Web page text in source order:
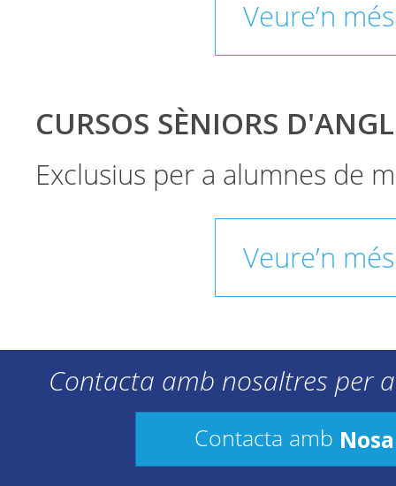
Veure’n més
CURSOS SÈNIORS
Exclusius per a alumnes de
Veure’n més
Contacta amb nosaltres per
Contacta amb